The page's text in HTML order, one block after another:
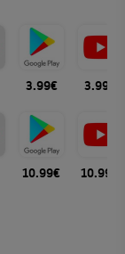
3.99€ 3.99€
10.99€ 10.99€